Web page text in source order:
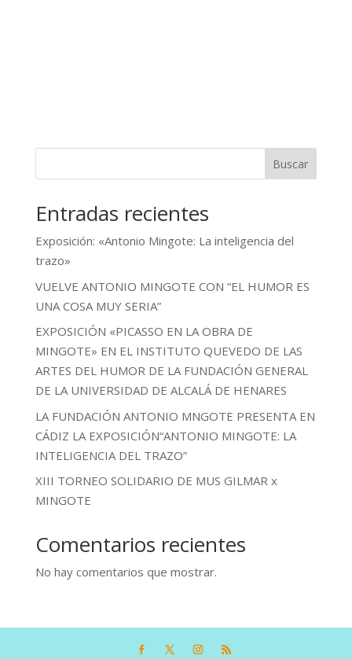
Buscar
Entradas recientes
Exposición: «Antonio Mingote: La inteligencia del
trazo»
VUELVE ANTONIO MINGOTE CON “EL HUMOR ES
UNA COSA MUY SERIA”
EXPOSICIÓN «PICASSO EN LA OBRA DE
MINGOTE» EN EL INSTITUTO QUEVEDO DE LAS
ARTES DEL HUMOR DE LA FUNDACIÓN GENERAL
DE LA UNIVERSIDAD DE ALCALÁ DE HENARES
LA FUNDACIÓN ANTONIO MNGOTE PRESENTA EN
CÁDIZ LA EXPOSICIÓN“ANTONIO MINGOTE: LA
INTELIGENCIA DEL TRAZO”
XIII TORNEO SOLIDARIO DE MUS GILMAR x
MINGOTE
Comentarios recientes
No hay comentarios que mostrar.